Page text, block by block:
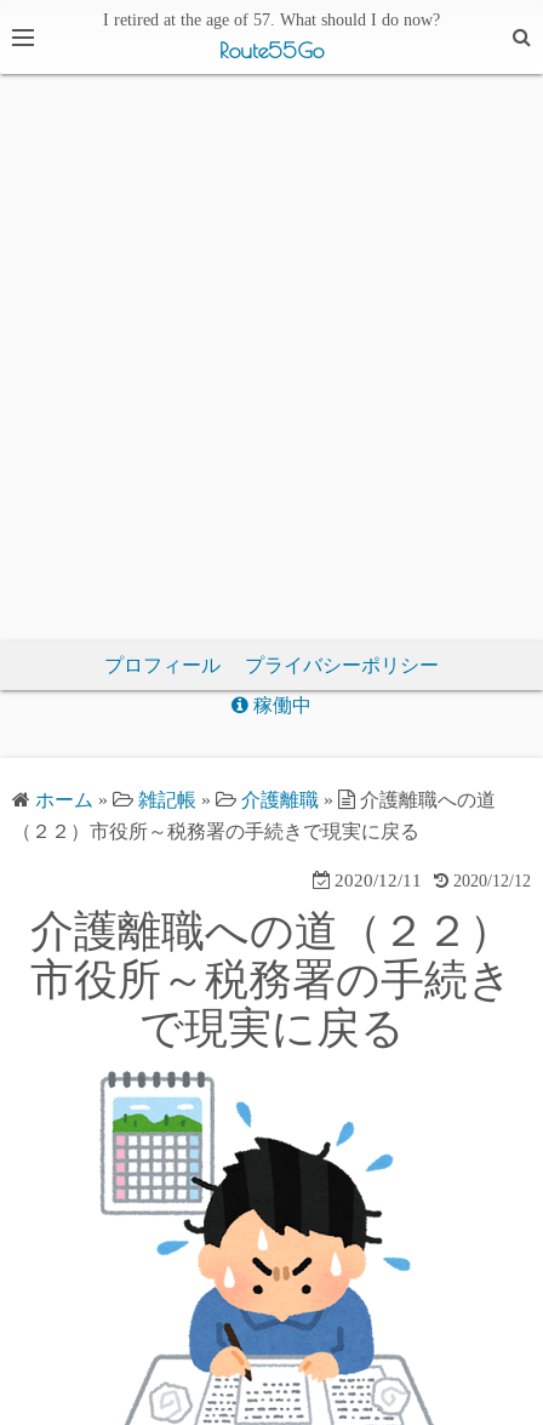
I retired at the age of 57. What should I do now?
Route55Go
プロフィール
プライバシーポリシー
稼働中
ホーム » 雑記帳 » 介護離職 »
介護離職への道
（２２）市役所～税務署の手続きで現実に戻る
2020/12/11 2020/12/12
介護離職への道（２２）
市役所～税務署の手続き
で現実に戻る